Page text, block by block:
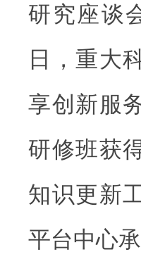
研究座谈
日，重大
享创新服
研修班获
知识更新
平台中心承